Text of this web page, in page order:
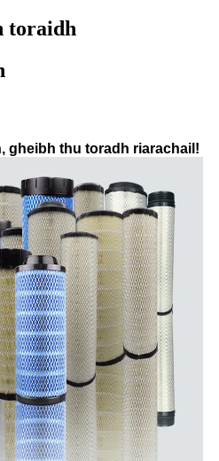
toraidh
gheibh thu toradh riarachail!